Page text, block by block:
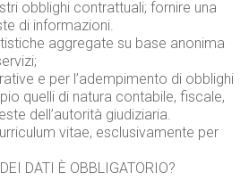
obblighi contrattuali; fornire una
di informazioni.
aggregate su base anonima
e per l’adempimento di obblighi
quelli di natura contabile, fiscale,
dell’autorità giudiziaria.
vitae, esclusivamente per
DATI È OBBLIGATORIO?